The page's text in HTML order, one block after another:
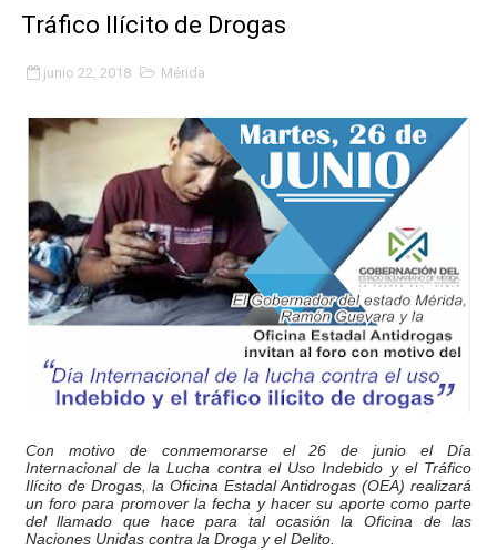
INN-Mérida celebró el Lacto grado para promover el
Impulsan plan estratégico de seguridad ciudadana
Mérida impulsa desarrollo económico con taller de
Fomficc consolida alianzas e impulsa la economía
Niños de Estudiantes de Mérida sembraron 110
Corposalud y Secretaría Social fortalecen la atención
Inicia el plan vacacional Venezuela Renace en el
Entregan planta eléctrica para fortalecer la atención
Dictan MasterClass en el marco del Encuentro LAGO
Campo Elías avanza con plan de asfaltado
Tráfico Ilícito de Drogas
junio 22, 2018 Mérida
Con motivo de conmemorarse el 26 de junio el Día
Internacional de la Lucha contra el Uso Indebido y el Tráfico
Ilícito de Drogas, la Oficina Estadal Antidrogas (OEA) realizará
un foro para promover la fecha y hacer su aporte como parte
del llamado que hace para tal ocasión la Oficina de las
Naciones Unidas contra la Droga y el Delito.